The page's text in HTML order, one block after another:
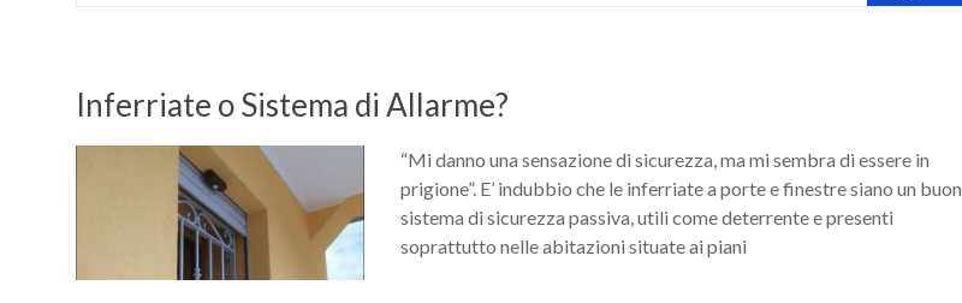
Inferriate o Sistema di Allarme?
“Mi danno una sensazione di sicurezza, ma mi sembra di essere in
prigione”. E’ indubbio che le inferriate a porte e finestre siano un buon
sistema di sicurezza passiva, utili come deterrente e presenti
soprattutto nelle abitazioni situate ai piani